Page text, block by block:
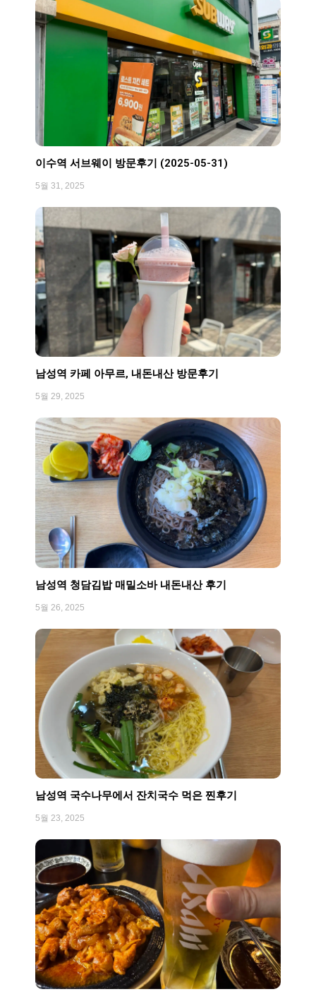
이수역 서브웨이 방문후기 (2025-05-31)
5월 31, 2025
남성역 카페 아무르, 내돈내산 방문후기
5월 29, 2025
남성역 청담김밥 매밀소바 내돈내산 후기
5월 26, 2025
남성역 국수나무에서 잔치국수 먹은 찐후기
5월 23, 2025